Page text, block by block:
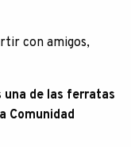
con amigos,
una de las ferratas
Comunidad